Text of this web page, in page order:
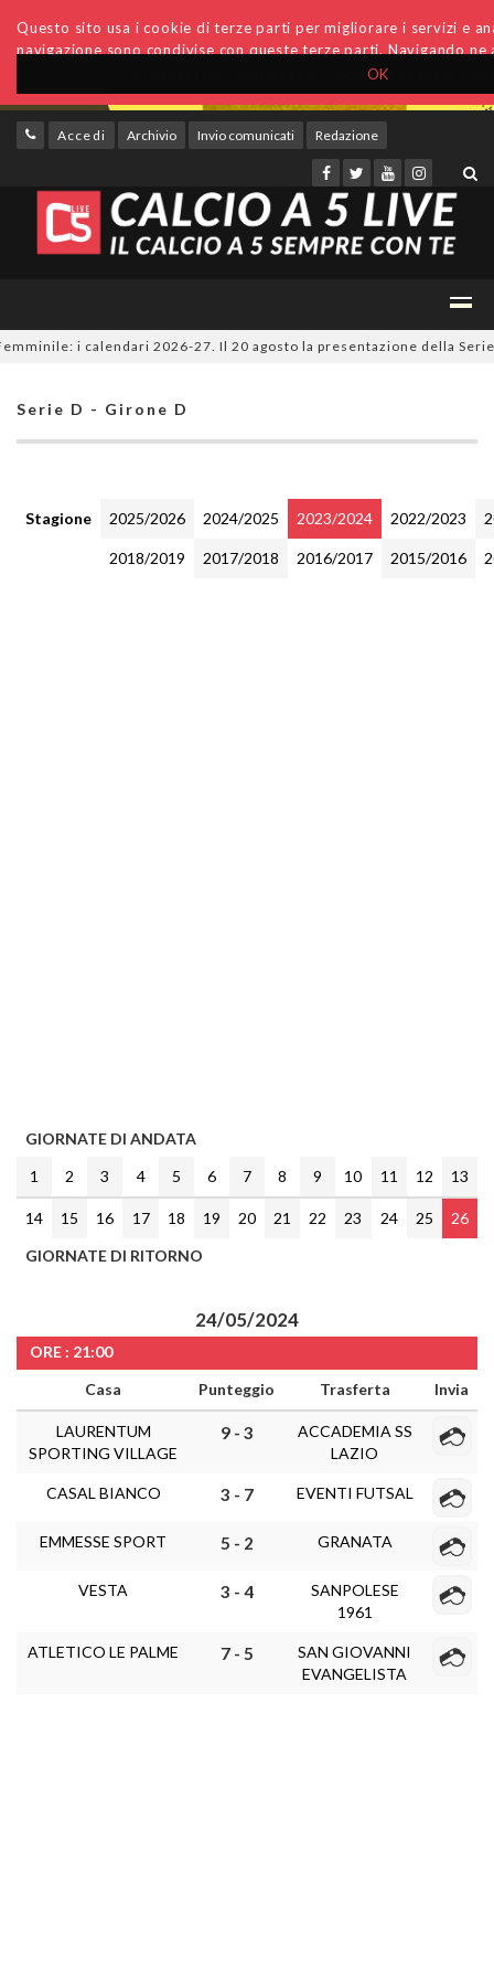
OK
Questo sito usa i cookie di terze parti per migliorare i servizi e
navigazione sono condivise con queste terze parti. Navigando
Accedi Archivio Invio comunicati Redazione
i calendari 2026-27. Il 20 agosto la presentazione della Serie A
Serie D - Girone D
Stagione 2025/2026 2024/2025 2023/2024 2022/2023
2018/2019 2017/2018 2016/2017 2015/2016
GIORNATE DI ANDATA
1
2 3 4 5 6 7 8 9 10 11 12 13
14 15 16 17 18 19 20 21 22 23 24 25
26
GIORNATE DI RITORNO
24/05/2024
ORE : 21:00
Casa
Punteggio Trasferta Invia
LAURENTUM
SPORTING VILLAGE
9 - 3
ACCADEMIA SS
LAZIO
CASAL BIANCO 3 - 7 EVENTI FUTSAL
EMMESSE SPORT 5 - 2 GRANATA
VESTA 3 - 4
SANPOLESE
1961
ATLETICO LE PALME 7 - 5
SAN GIOVANNI
EVANGELISTA